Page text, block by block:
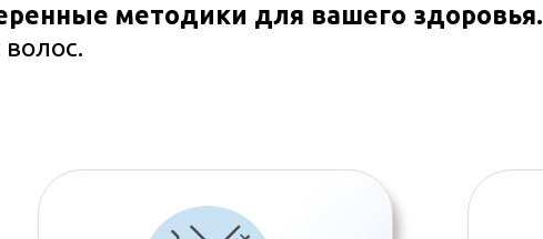
методики для вашего здоровья.